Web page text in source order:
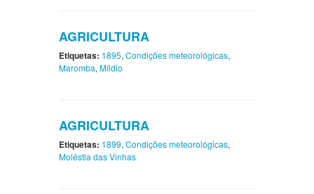
AGRICULTURA
Etiquetas: 1895, Condições meteorológicas,
Maromba, Míldio
AGRICULTURA
Etiquetas: 1899, Condições meteorológicas,
Moléstia das Vinhas